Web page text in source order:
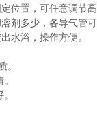
位置，可任意调节
多少，各导气管
浴，操作方便。